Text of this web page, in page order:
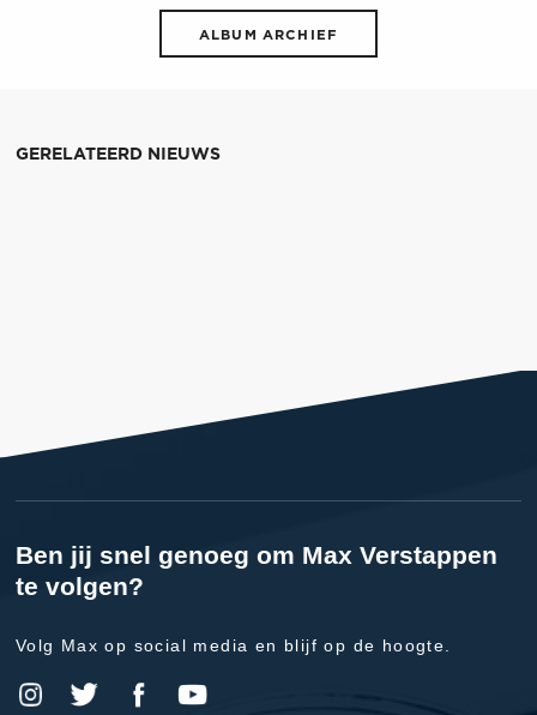
ALBUM ARCHIEF
GERELATEERD NIEUWS
Ben jij snel genoeg om Max Verstappen
te volgen?
Volg Max op social media en blijf op de hoogte.